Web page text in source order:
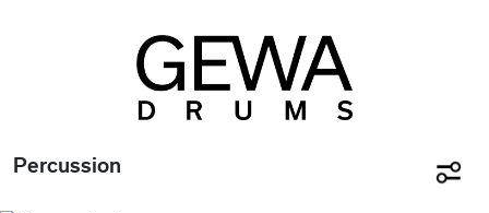
Percussion